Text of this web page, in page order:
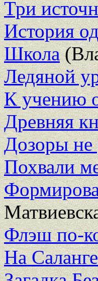
Три
История
Школа
Ледяной
К учению
Древняя
Дозоры не
Похвали
Флэш по-
На